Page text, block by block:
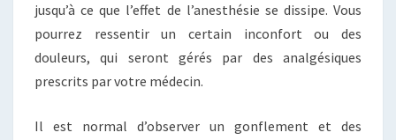
jusqu’à ce que l’effet de l’anesthésie se dissipe. Vous
pourrez ressentir un certain inconfort ou des
douleurs, qui seront gérés par des analgésiques
prescrits par votre médecin.
Il est normal d’observer un gonflement et des